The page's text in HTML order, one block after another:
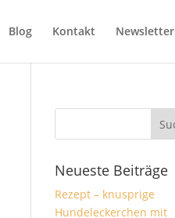
Blog Kontakt Newsletter
Neueste Beiträge
Rezept – knusprige
Hundeleckerchen mit